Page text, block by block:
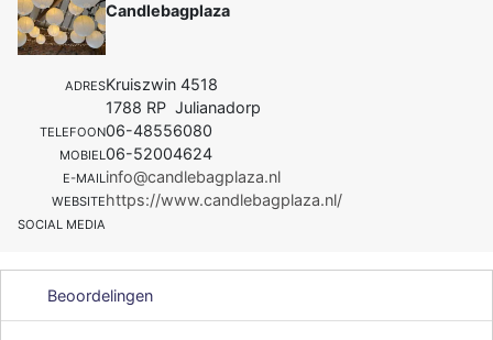
Candlebagplaza
ADRESKruiszwin 4518
1788 RP Julianadorp
TELEFOON06-48556080
MOBIEL06-52004624
E-MAILinfo@candlebagplaza.nl
WEBSITEhttps://www.candlebagplaza.nl/
SOCIAL MEDIA
Beoordelingen